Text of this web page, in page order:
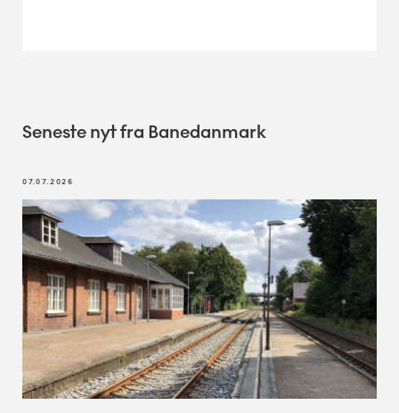
Seneste nyt fra Banedanmark
07.07.2026